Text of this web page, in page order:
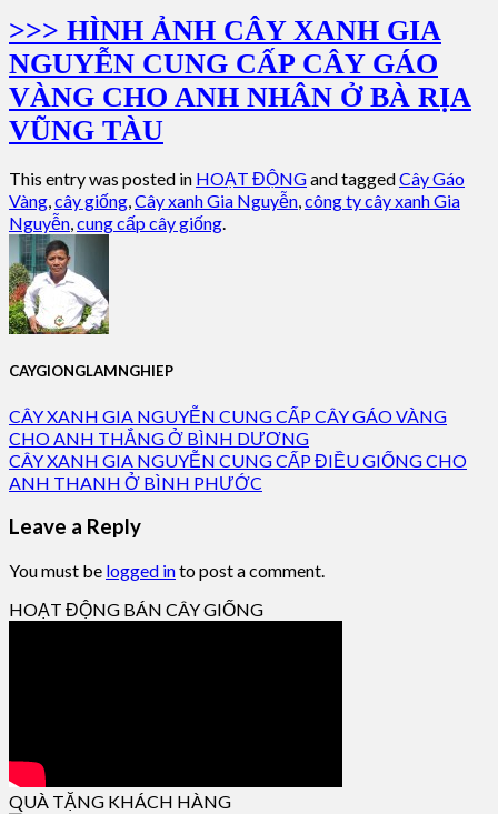
>>> HÌNH ẢNH CÂY XANH GIA
NGUYỄN CUNG CẤP CÂY GÁO
VÀNG CHO ANH NHÂN Ở BÀ RỊA
VŨNG TÀU
This entry was posted in HOẠT ĐỘNGand taggedCây Gáo
Vàng,cây giống,Cây xanh Gia Nguyễn,công ty cây xanh Gia
Nguyễn,cung cấp cây giống.
CAYGIONGLAMNGHIEP
CÂY XANH GIA NGUYỄN CUNG CẤP CÂY GÁO VÀNG
CHO ANH THẮNG Ở BÌNH DƯƠNG
CÂY XANH GIA NGUYỄN CUNG CẤP ĐIỀU GIỐNG CHO
ANH THANH Ở BÌNH PHƯỚC
Leave a Reply
You must be logged into post a comment.
HOẠT ĐỘNG BÁN CÂY GIỐNG
QUÀ TẶNG KHÁCH HÀNG